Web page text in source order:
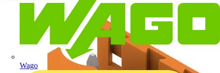
Wago